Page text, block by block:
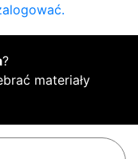
?
materiały